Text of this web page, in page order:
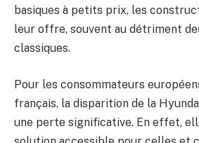
basiques à petits prix, les
leur offre, souvent au détriment
classiques.
Pour les consommateurs
français, la disparition de la
une perte significative. En effet,